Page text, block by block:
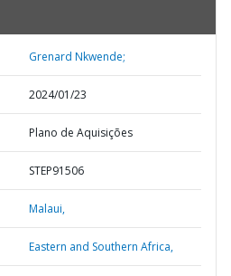
Grenard Nkwende;
2024/01/23
Plano de Aquisições
STEP91506
Malaui,
Eastern and Southern Africa,